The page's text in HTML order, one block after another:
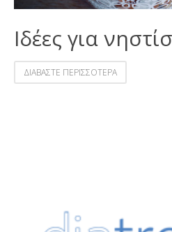
Ιδέες για
ΔΙΑΒΑΣΤΕ ΠΕΡΙΣΣΟΤΕΡΑ